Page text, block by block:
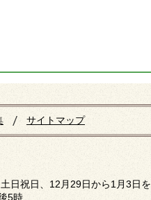
サイトマップ
日祝日、12月29日から1月3日
5時